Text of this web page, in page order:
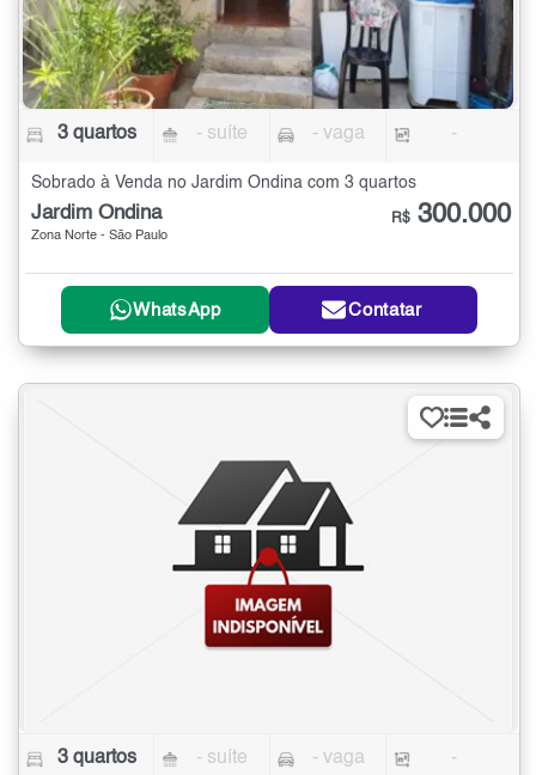
3 quartos - suíte - vaga -
Sobrado à Venda no Jardim Ondina com 3 quartos
Jardim Ondina
Zona Norte - São Paulo
R$ 300.000
WhatsApp Contatar
3 quartos - suíte - vaga -